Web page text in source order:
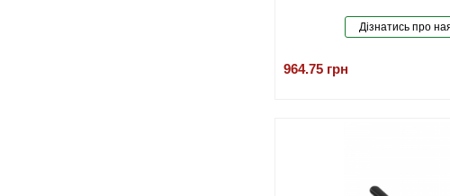
964.75 грн